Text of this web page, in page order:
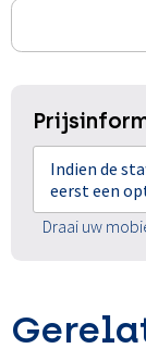
Indien de
eerst een
Draai uw